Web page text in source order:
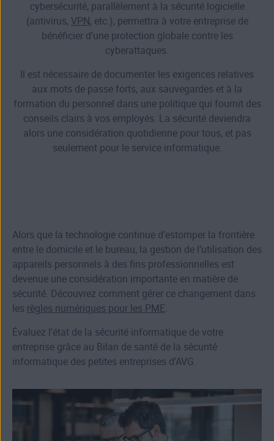
cybersécurité, parallèlement à la sécurité logicielle
(antivirus, VPN , etc.), permettra à votre entreprise de
bénéficier d’une protection globale contre les
cyberattaques.
Il est nécessaire de documenter les exigences relatives
aux mots de passe forts, aux sauvegardes et à la
formation du personnel dans une politique qui fournit des
conseils clairs à vos employés. La sécurité deviendra
alors une considération quotidienne pour tous, et pas
seulement pour le service informatique.
Alors que la technologie continue d’estomper la frontière
entre le domicile et le bureau, la gestion de l’utilisation des
appareils personnels à des fins professionnelles est
devenue une considération importante en matière de
sécurité. Découvrez comment gérer ce changement dans
les règles numériques pour les PME.
Évaluez l’état de la sécurité informatique de votre
entreprise grâce au Bilan de santé de la sécurité
informatique des petites entreprises d’AVG.